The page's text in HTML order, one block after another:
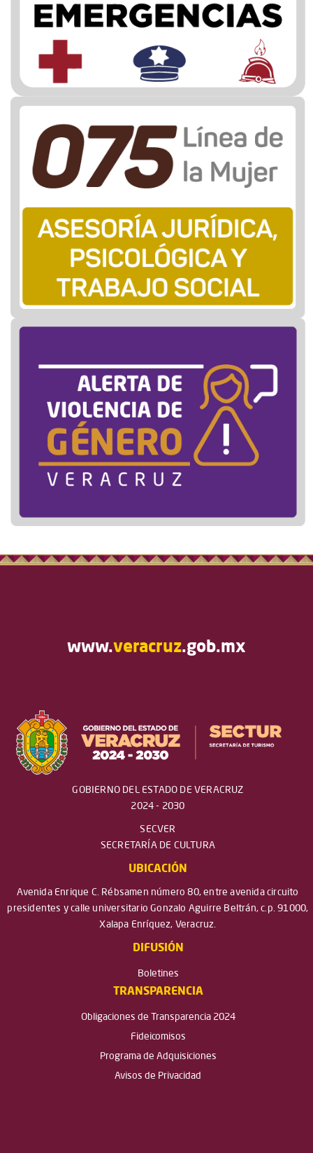
www.veracruz.gob.mx
GOBIERNO DEL ESTADO DE VERACRUZ
2024 - 2030
SECVER
SECRETARÍA DE CULTURA
UBICACIÓN
Avenida Enrique C. Rébsamen número 80, entre avenida circuito
presidentes y calle universitario Gonzalo Aguirre Beltrán, c.p. 91000,
Xalapa Enríquez, Veracruz.
DIFUSIÓN
Boletines
TRANSPARENCIA
Obligaciones de Transparencia 2024
Fideicomisos
Programa de Adquisiciones
Avisos de Privacidad